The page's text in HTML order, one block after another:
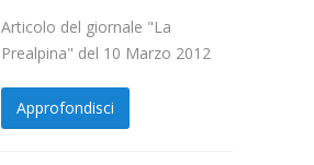
Articolo del giornale "La
Prealpina" del 10 Marzo 2012
Approfondisci